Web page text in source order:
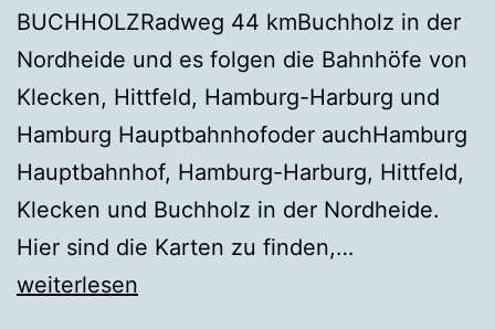
BUCHHOLZRadweg 44 kmBuchholz in der
Nordheide und es folgen die Bahnhöfe von
Klecken, Hittfeld, Hamburg-Harburg und
Hamburg Hauptbahnhofoder auchHamburg
Hauptbahnhof, Hamburg-Harburg, Hittfeld,
Klecken und Buchholz in der Nordheide.
Hier sind die Karten zu finden,…
weiterlesen